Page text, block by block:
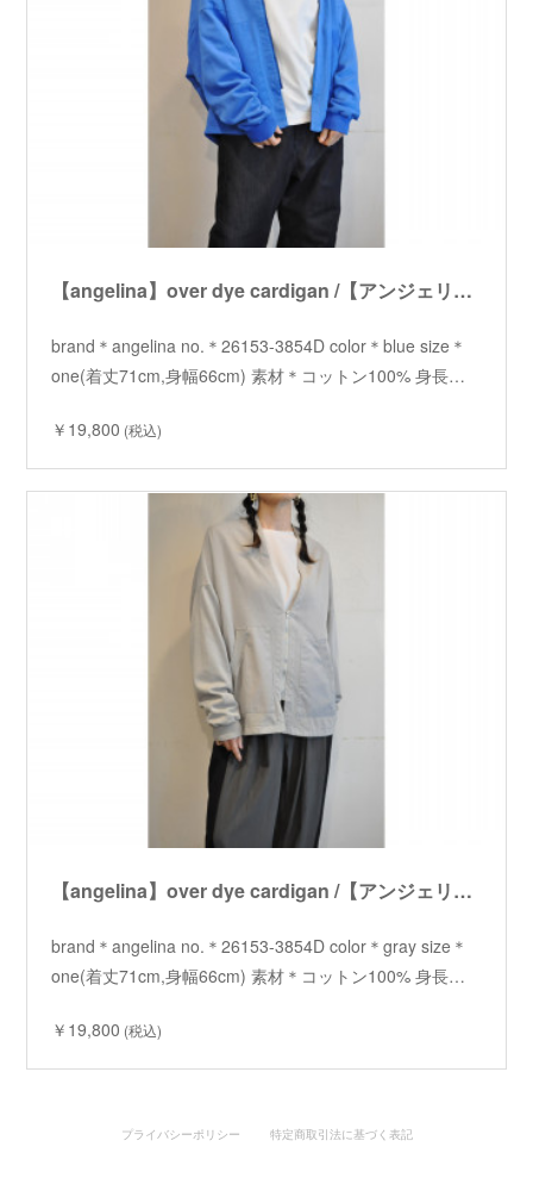
【angelina】over dye cardigan /【アンジェリーナ】オーバーダイカーディガン
brand＊angelina no.＊26153-3854D color＊blue size＊
one(着丈71cm,身幅66cm) 素材＊コットン100% 身長…
￥19,800 (税込)
【angelina】over dye cardigan /【アンジェリーナ】オーバーダイカーディガン
brand＊angelina no.＊26153-3854D color＊gray size＊
one(着丈71cm,身幅66cm) 素材＊コットン100% 身長…
￥19,800 (税込)
プライバシーポリシー 特定商取引法に基づく表記